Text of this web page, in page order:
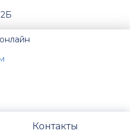
Контакты